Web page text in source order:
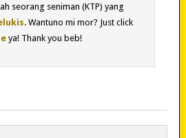
seorang seniman (KTP) yang
. Wantuno mi mor? Just click
ya! Thank you beb!